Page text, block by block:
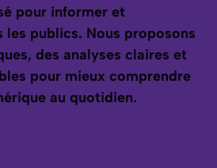
pour informer et
les publics. Nous proposons
des analyses claires et
pour mieux comprendre
au quotidien.